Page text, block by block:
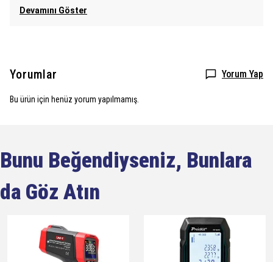
Devamını Göster
Yorumlar Yorum Yap
Bu ürün için henüz yorum yapılmamış.
Bunu Beğendiyseniz, Bunlara
da Göz Atın